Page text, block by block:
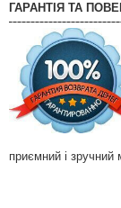
ГАРАНТІЯ ТА
приємний і зручний